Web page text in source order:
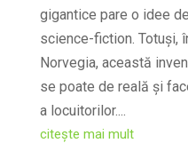
gigantice pare o idee
science-fiction. Totuși,
Norvegia, această
se poate de reală și
a locuitorilor....
citește mai mult